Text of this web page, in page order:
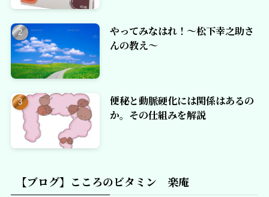
やってみなはれ！～松下幸之助さ
んの教え～
便秘と動脈硬化には関係はあるの
か。その仕組みを解説
【ブログ】こころのビタミン 楽庵